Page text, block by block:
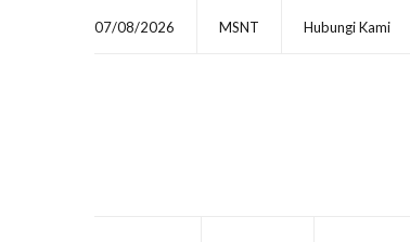
07/08/2026 MSNT Hubungi Kami